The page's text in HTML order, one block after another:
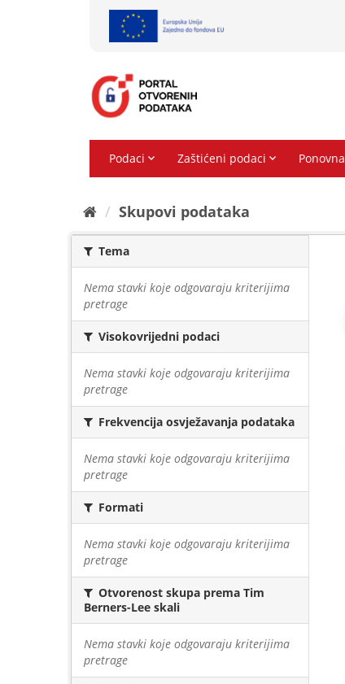
Skupovi podаtаkа
Tema
Nema stavki koje odgovaraju kriterijima
pretrage
Visokovrijedni podaci
Nema stavki koje odgovaraju kriterijima
pretrage
Frekvencija osvježavanja podataka
Nema stavki koje odgovaraju kriterijima
pretrage
Formati
Nema stavki koje odgovaraju kriterijima
pretrage
Otvorenost skupa prema Tim
Berners-Lee skali
Nema stavki koje odgovaraju kriterijima
pretrage